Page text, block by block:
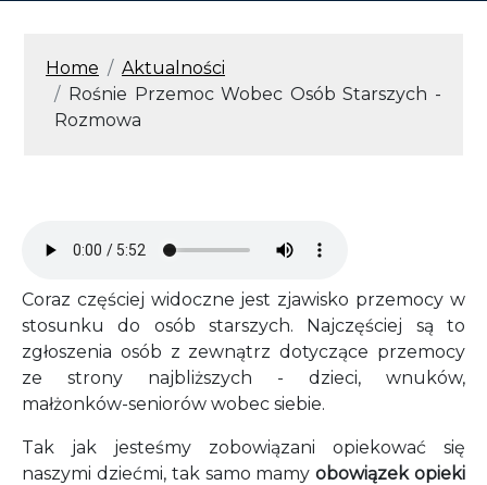
ŚCIEŻKA NAWIGACYJNA
Home
Aktualności
Rośnie Przemoc Wobec Osób Starszych -
Rozmowa
Coraz częściej widoczne jest zjawisko przemocy w
stosunku do osób starszych. Najczęściej są to
zgłoszenia osób z zewnątrz dotyczące przemocy
ze strony najbliższych - dzieci, wnuków,
małżonków-seniorów wobec siebie.
Tak jak jesteśmy zobowiązani opiekować się
naszymi dziećmi, tak samo mamyobowiązek opieki